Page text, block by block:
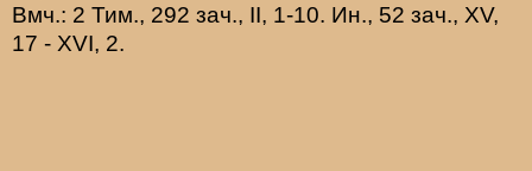
Вмч.: 2 Тим., 292 зач., II, 1-10. Ин., 52 зач., XV,
17 - XVI, 2.